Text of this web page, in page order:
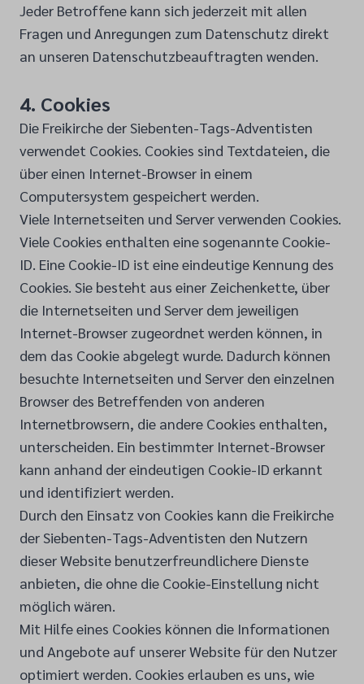
Jeder Betroffene kann sich jederzeit mit allen
Fragen und Anregungen zum Datenschutz direkt
an unseren Datenschutzbeauftragten wenden.
4. Cookies
Die Freikirche der Siebenten-Tags-Adventisten
verwendet Cookies. Cookies sind Textdateien, die
über einen Internet-Browser in einem
Computersystem gespeichert werden.
Viele Internetseiten und Server verwenden Cookies.
Viele Cookies enthalten eine sogenannte Cookie-
ID. Eine Cookie-ID ist eine eindeutige Kennung des
Cookies. Sie besteht aus einer Zeichenkette, über
die Internetseiten und Server dem jeweiligen
Internet-Browser zugeordnet werden können, in
dem das Cookie abgelegt wurde. Dadurch können
besuchte Internetseiten und Server den einzelnen
Browser des Betreffenden von anderen
Internetbrowsern, die andere Cookies enthalten,
unterscheiden. Ein bestimmter Internet-Browser
kann anhand der eindeutigen Cookie-ID erkannt
und identifiziert werden.
Durch den Einsatz von Cookies kann die Freikirche
der Siebenten-Tags-Adventisten den Nutzern
dieser Website benutzerfreundlichere Dienste
anbieten, die ohne die Cookie-Einstellung nicht
möglich wären.
Mit Hilfe eines Cookies können die Informationen
und Angebote auf unserer Website für den Nutzer
optimiert werden. Cookies erlauben es uns, wie